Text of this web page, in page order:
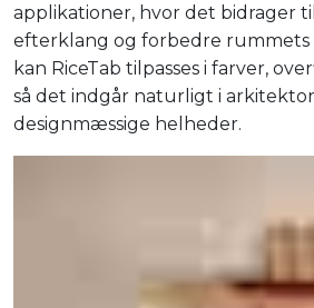
applikationer, hvor det bidrager
efterklang og forbedre rummets
kan RiceTab tilpasses i farver,
så det indgår naturligt i
designmæssige helheder.